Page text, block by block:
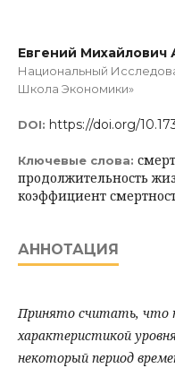
Евгений Михайлович
Национальный
Школа Экономики»
DOI: https://doi.org/
Ключевые слова:
продолжительность
коэффициент
АННОТАЦИЯ
Принято считать, что
характеристикой
некоторый период